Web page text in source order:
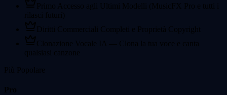
Primo Accesso agli Ultimi Modelli (MusicFX Pro e tutti i
rilasci futuri)
Diritti Commerciali Completi e Proprietà Copyright
Clonazione Vocale IA — Clona la tua voce e canta
qualsiasi canzone
Più Popolare
Pro